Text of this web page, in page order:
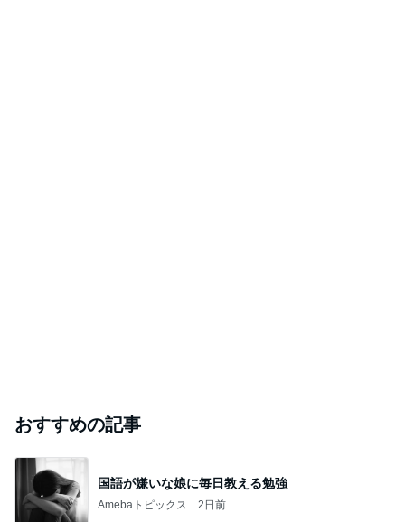
おすすめの記事
国語が嫌いな娘に毎日教える勉強
Amebaトピックス 2日前